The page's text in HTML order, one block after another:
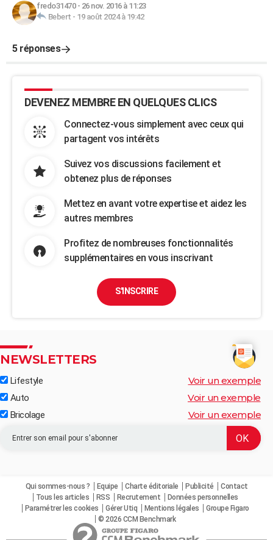
fredo31470- 26 nov. 2016 à 11:23
Bebert - 19 août 2024 à 19:42
5 réponses
DEVENEZ MEMBRE EN QUELQUES CLICS
Connectez-vous simplement avec ceux qui
partagent vos intérêts
Suivez vos discussions facilement et
obtenez plus de réponses
Mettez en avant votre expertise et aidez les
autres membres
Profitez de nombreuses fonctionnalités
supplémentaires en vous inscrivant
S'INSCRIRE
NEWSLETTERS
Lifestyle Voir un exemple
Auto Voir un exemple
Bricolage Voir un exemple
Qui sommes-nous ? Equipe Charte éditoriale Publicité
Contact
Tous les articles
RSS Recrutement
Données personnelles
Paramétrer les cookies
Gérer Utiq Mentions légales
Groupe Figaro
© 2026 CCM Benchmark